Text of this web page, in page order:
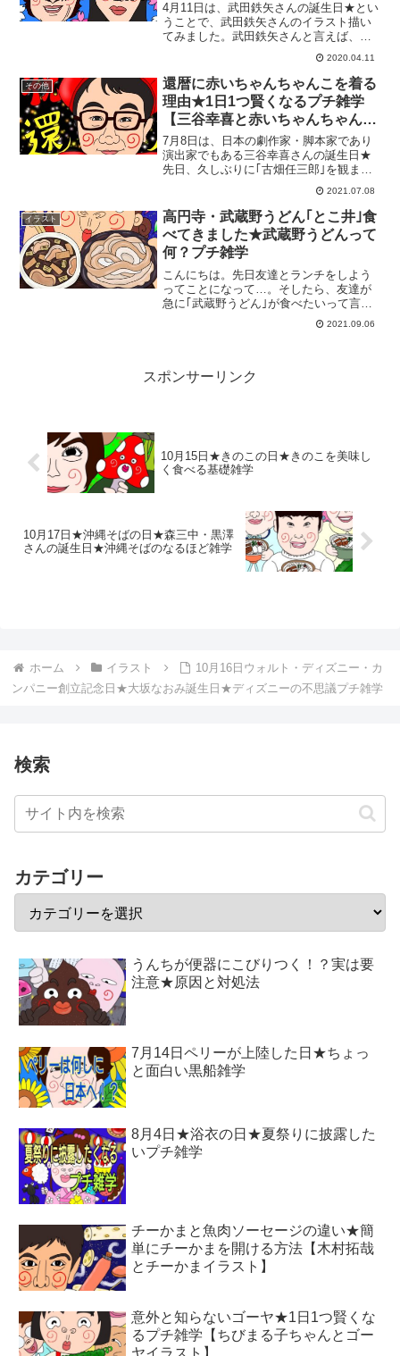
4月11日は、武田鉄矢さんの誕生日★とい
うことで、武田鉄矢さんのイラスト描い
てみました。武田鉄矢さんと言えば、私
にとっては「金八先生」。金八先生と言
えば、数々の心に響く名言の数々…。何
だか生きにくい世の中になってしまった
もので、久しぶりにホ...
2020.04.11
その他
還暦に赤いちゃんちゃんこを着る
理由★1日1つ賢くなるプチ雑学
【三谷幸喜と赤いちゃんちゃんこ
イラスト】
7月8日は、日本の劇作家・脚本家であり
演出家でもある三谷幸喜さんの誕生日★
先日、久しぶりに｢古畑任三郎｣を観まし
たが、いやーやっぱり面白かったー。そ
んな三谷幸喜さんも実は今年（2021年）
還暦★そんな三谷幸喜さんの誕生日を祝
って、1日1つ賢...
2021.07.08
イラスト
高円寺・武蔵野うどん｢とこ井｣食
べてきました★武蔵野うどんって
何？プチ雑学
こんにちは。先日友達とランチをしよう
ってことになって…。そしたら、友達が
急に｢武蔵野うどん｣が食べたいって言う
んです。武蔵野うどんって何？讃岐うど
んや稲庭うどんなどは聞くけれど…。と
2021.09.06
スポンサーリンク
10月15日★きのこの日★きのこを美味し
く食べる基礎雑学
10月17日★沖縄そばの日★森三中・黒澤
さんの誕生日★沖縄そばのなるほど雑学
ホーム イラスト
10月16日ウォルト・ディズニー・カ
ンパニー創立記念日★大坂なおみ誕生日★ディズニーの不思議プチ雑学
検索
カテゴリー
うんちが便器にこびりつく！？実は要
注意★原因と対処法
7月14日ペリーが上陸した日★ちょっ
と面白い黒船雑学
8月4日★浴衣の日★夏祭りに披露した
いプチ雑学
チーかまと魚肉ソーセージの違い★簡
単にチーかまを開ける方法【木村拓哉
とチーかまイラスト】
意外と知らないゴーヤ★1日1つ賢くな
るプチ雑学【ちびまる子ちゃんとゴー
ヤイラスト】